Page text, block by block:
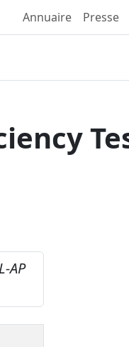
Annuaire Presse
AP